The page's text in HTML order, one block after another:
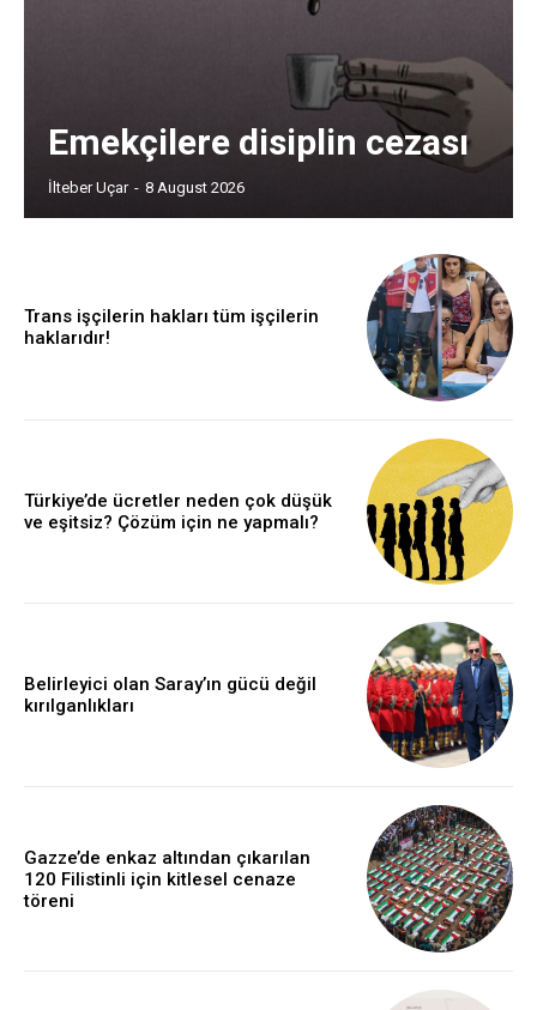
Emekçilere disiplin cezası
İlteber Uçar - 8 August 2026
Trans işçilerin hakları tüm işçilerin
haklarıdır!
Türkiye’de ücretler neden çok düşük
ve eşitsiz? Çözüm için ne yapmalı?
Belirleyici olan Saray’ın gücü değil
kırılganlıkları
Gazze’de enkaz altından çıkarılan
120 Filistinli için kitlesel cenaze
töreni